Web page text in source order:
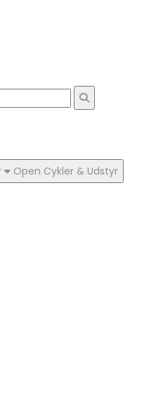
Open Cykler & Udstyr